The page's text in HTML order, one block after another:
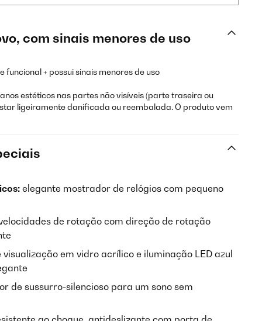
com sinais menores de uso
+ possui sinais menores de uso
estéticos nas partes não visíveis (parte traseira ou
ligeiramente danificada ou reembalada. O produto vem
elegante mostrador de relógios com pequeno
de rotação com direção de rotação
visualização em vidro acrílico e iluminação LED azul
de sussurro-silencioso para um sono sem